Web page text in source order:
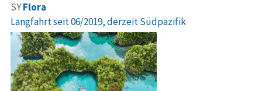
SYFlora
Langfahrt seit 06/2019, derzeit Südpazifik